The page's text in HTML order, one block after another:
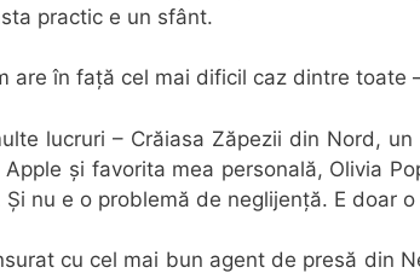
practic e un sfânt.
are în față cel mai dificil caz dintre toate
lucruri – Crăiasa Zăpezii din Nord,
Apple și favorita mea personală, Olivia
Și nu e o problemă de neglijență. E doar
cu cel mai bun agent de presă din